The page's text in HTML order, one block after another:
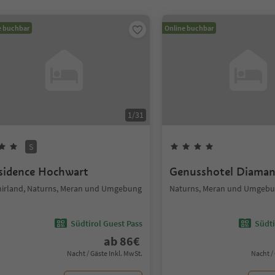
buchbar
1/31
S
Hochwart
Naturns, Meran und Umgebung
Südtirol Guest Pass
ab 86€
Nacht / Gäste Inkl. MwSt.
Online buchbar
Genusshotel
Naturns, Meran und
Nacht /